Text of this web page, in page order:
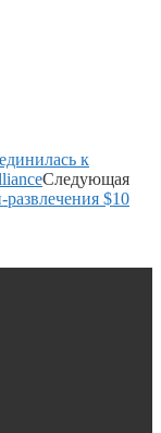
к
Следующая
$10